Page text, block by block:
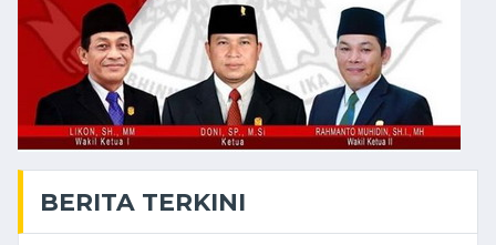
BERITA TERKINI